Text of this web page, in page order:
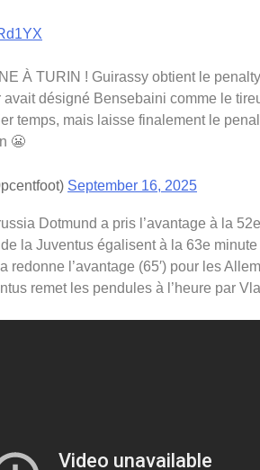
À TURIN ! Guirassy obtient le
avait désigné Bensebaini comme le
temps, mais laisse finalement le
😬
September 16, 2025
Dotmund a pris l’avantage à la
la Juventus égalisent à la 63e minute
redonne l’avantage (65′) pour les
remet les pendules à l’heure par